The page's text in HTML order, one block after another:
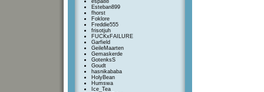
espa88
Esteban899
fhorst
Foklore
Freddie555
frisotjuh
FUCKxFAILURE
Garfield
GeileMaarten
Gemaskerde
GotenksS
Goudt
hasnikababa
HolyBean
Humswa
Ice_Tea